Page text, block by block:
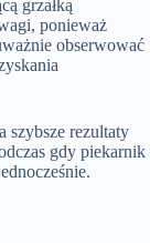
grzałką
ponieważ
obserwować
szybsze rezultaty
gdy piekarnik